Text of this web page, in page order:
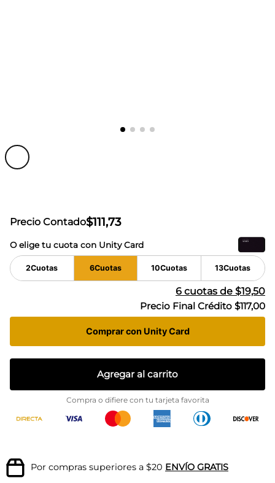
Precio Contado$111,73
O elige tu cuota con Unity Card
2Cuotas 6Cuotas 10Cuotas 13Cuotas
6 cuotas de $19,50
Precio Final Crédito $117,00
Comprar con Unity Card
Agregar al carrito
Compra o difiere con tu tarjeta favorita
Por compras superiores a $20 ENVÍO GRATIS